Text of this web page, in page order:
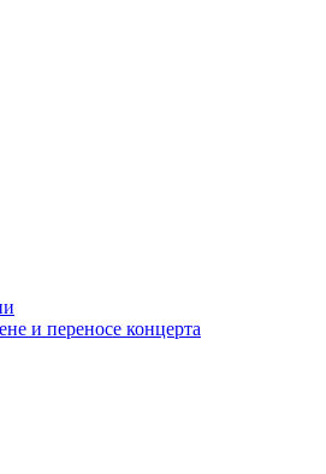
и переносе концерта